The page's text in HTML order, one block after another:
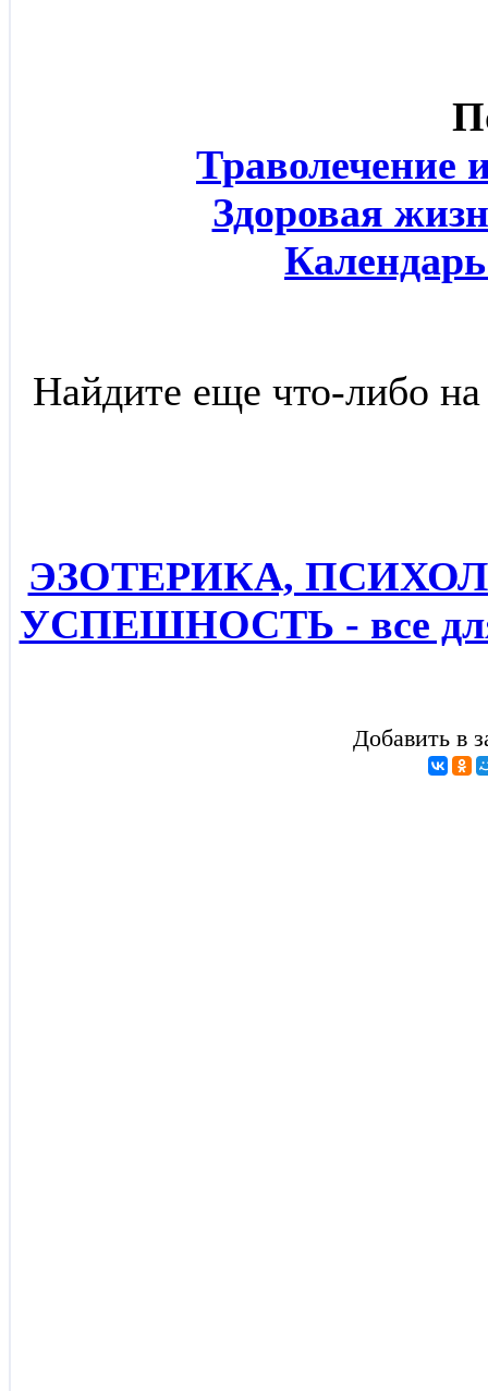
Траволечение
Здоровая
Найдите еще что-либо
ЭЗОТЕРИКА,
УСПЕШНОСТЬ - все для
Добавить в